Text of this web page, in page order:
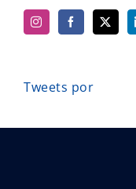
Tweets por